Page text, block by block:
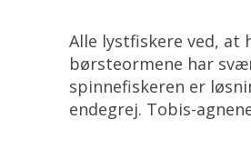
Alle lystfiskere ved, at
børsteormene har
spinnefiskeren er
endegrej. Tobis-